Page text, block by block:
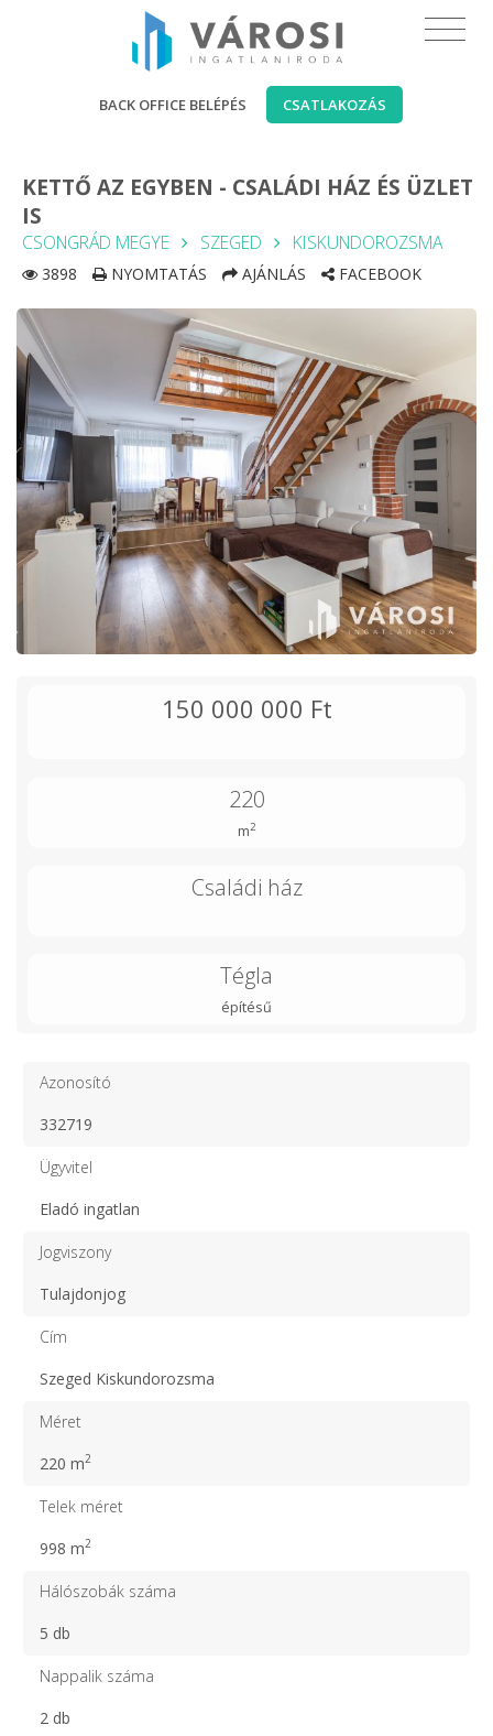
BACK OFFICE BELÉPÉS CSATLAKOZÁS
KETTŐ AZ EGYBEN - CSALÁDI HÁZ ÉS ÜZLET
IS
CSONGRÁD MEGYE SZEGED KISKUNDOROZSMA
3898 NYOMTATÁS AJÁNLÁS FACEBOOK
150 000 000 Ft
220
m2
Családi ház
Tégla
építésű
Azonosító
332719
Ügyvitel
Eladó ingatlan
Jogviszony
Tulajdonjog
Cím
Szeged Kiskundorozsma
Méret
220 m2
Telek méret
998 m2
Hálószobák száma
5 db
Nappalik száma
2 db